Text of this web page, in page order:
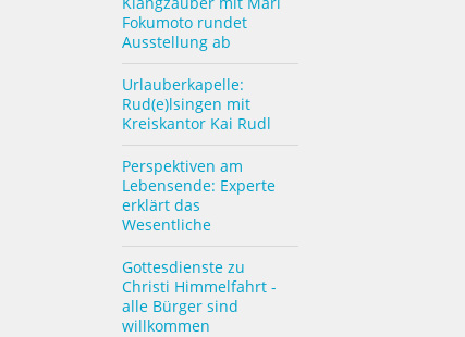
Fokumoto rundet
Ausstellung ab
Urlauberkapelle:
Rud(e)lsingen mit
Kreiskantor Kai Rudl
Perspektiven am
Lebensende: Experte
erklärt das
Wesentliche
Gottesdienste zu
Christi Himmelfahrt -
alle Bürger sind
willkommen